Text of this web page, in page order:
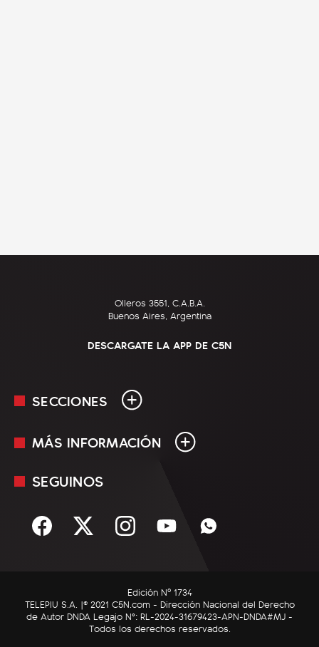
Olleros 3551, C.A.B.A.
Buenos Aires, Argentina
DESCARGATE LA APP DE C5N
SECCIONES
En Vivo
Sociedad
C5N Autos
RatingCero
MÁS INFORMACIÓN
Mediakit
Términos y condiciones
SEGUINOS
Edición Nº 1734
TELEPIU S.A. |© 2021 C5N.com - Dirección Nacional del Derecho
de Autor DNDA Legajo N°: RL-2024-31679423-APN-DNDA#MJ -
Todos los derechos reservados.